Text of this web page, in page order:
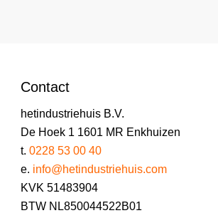
Contact
hetindustriehuis B.V.
De Hoek 1 1601 MR Enkhuizen
t. 0228 53 00 40
e. info@hetindustriehuis.com
KVK 51483904
BTW NL850044522B01